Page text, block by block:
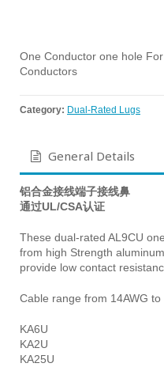
One Conductor one hole
Conductors
Category: Dual-Rated Lugs
General Details
铝合金接线端子接线鼻
通过UL/CSA认证
These dual-rated AL9CU
from high Strength
provide low contact
Cable range from 14AWG to
KA6U
KA2U
KA25U